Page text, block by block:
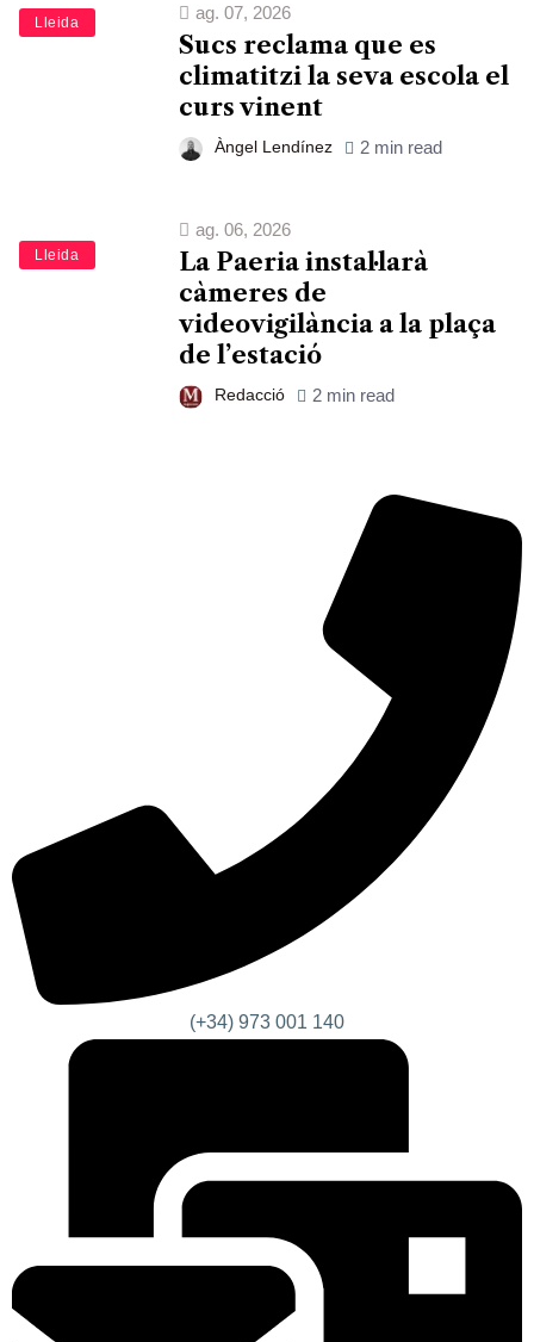
Lleida
ag. 07, 2026
Sucs reclama que es
climatitzi la seva escola el
curs vinent
Àngel Lendínez 2 min read
Lleida
ag. 06, 2026
La Paeria instal·larà
càmeres de
videovigilància a la plaça
de l’estació
Redacció 2 min read
(+34) 973 001 140